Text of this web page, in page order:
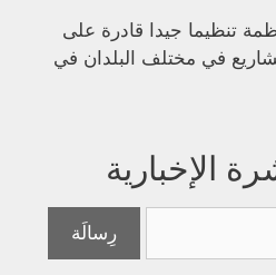
تنظيما جيدا قادرة على
في مختلف البلدان في
الإخبارية